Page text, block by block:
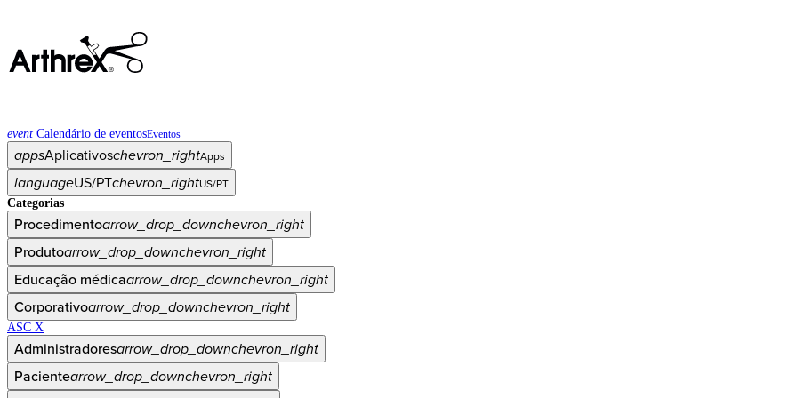
event Calendário de eventosEventos
appsAplicativoschevron_rightApps
languageUS/PTchevron_rightUS/PT
Categorias
Procedimentoarrow_drop_downchevron_right
Produtoarrow_drop_downchevron_right
Educação médicaarrow_drop_downchevron_right
Corporativoarrow_drop_downchevron_right
ASC X
Administradoresarrow_drop_downchevron_right
Pacientearrow_drop_downchevron_right